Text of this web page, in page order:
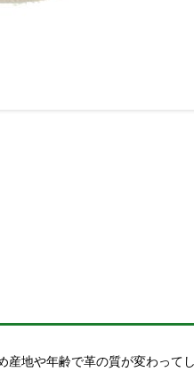
地や年齢で革の質が変わって